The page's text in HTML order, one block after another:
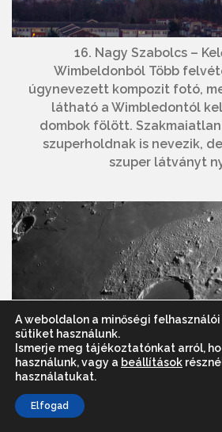
16. Nagy Szabolcs –
Wimbeldonból Több
úgynevezett kompozit fotó,
látható a Wimbledontól
dombok fölött.
szuperholdnak is nevezik,
szuper látványt
A weboldalon a minőségi
sütiket használunk.
Ismerje meg tájékoztatónkat arról,
használunk, vagy a beállítások
használatukat.
Elfogad